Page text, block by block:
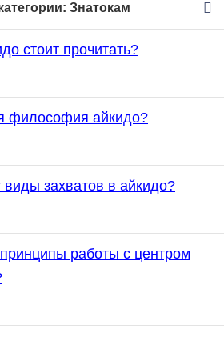
Знатокам
стоит прочитать?
философия айкидо?
захватов в айкидо?
работы с центром